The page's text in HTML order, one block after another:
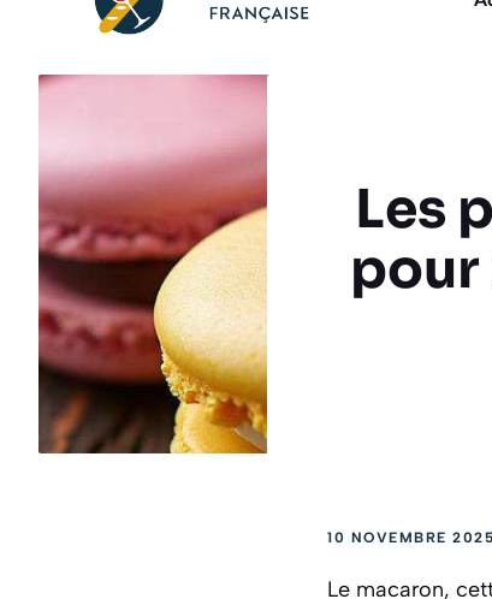
Les
pour
10 NOVEMBRE 2025
Le macaron,